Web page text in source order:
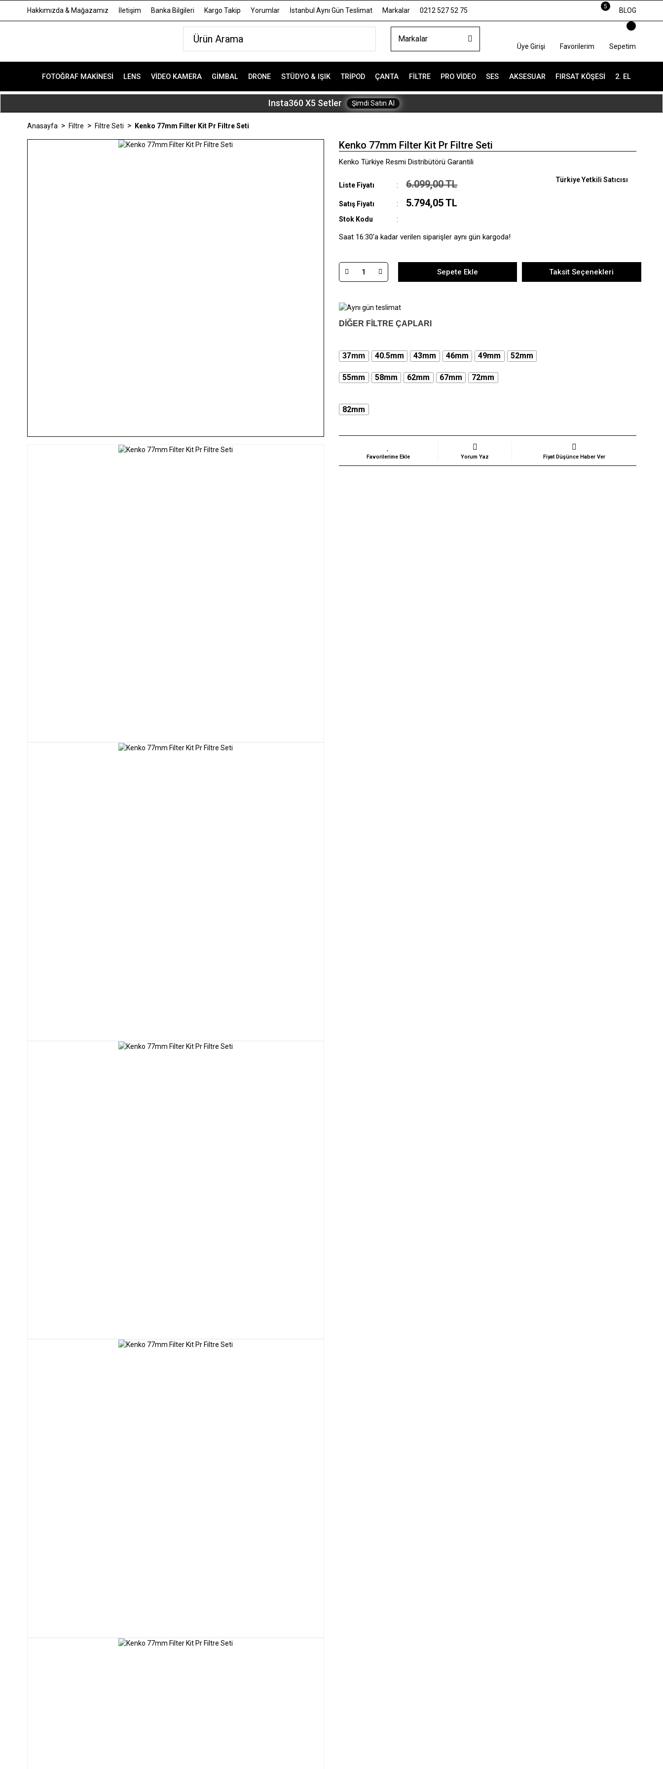
Hakkımızda & Mağazamız İletişim Banka Bilgileri Kargo Takip Yorumlar İstanbul Aynı Gün Teslimat Markalar 0212 527 52 75
5
BLOG
Markalar
Üye Girişi Favorilerim Sepetim
FOTOĞRAF MAKINESI LENS VIDEO KAMERA GIMBAL DRONE STÜDYO & IŞIK TRIPOD ÇANTA FILTRE PRO VIDEO SES AKSESUAR FIRSAT KÖŞESI 2. EL
Insta360 X5 Setler Şimdi Satın Al
Anasayfa Filtre Filtre Seti Kenko 77mm Filter Kit Pr Filtre Seti
Kenko 77mm Filter Kit Pr Filtre Seti
Kenko Türkiye Resmi Distribütörü Garantili
Liste Fiyatı 6.099,00 TL
Satış Fiyatı 5.794,05 TL
Stok Kodu
Türkiye Yetkili Satıcısı
Saat 16:30'a kadar verilen siparişler aynı gün kargoda!
Sepete Ekle Taksit Seçenekleri
DİĞER FİLTRE ÇAPLARI
37mm 40.5mm 43mm 46mm 49mm 52mm
55mm 58mm 62mm 67mm 72mm
82mm
Yorum Yaz Fiyat Düşünce Haber Ver